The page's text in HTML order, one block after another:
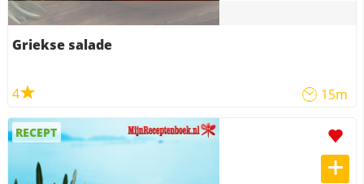
Griekse salade
4 15m
RECEPT